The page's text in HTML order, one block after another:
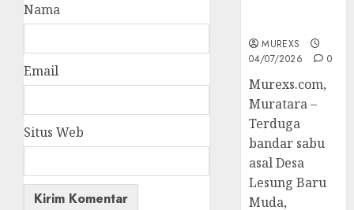
Nama
Email
Situs Web
MUREXS
04/07/2026
0
Murexs.com,
Muratara –
Terduga
bandar sabu
asal Desa
Lesung Baru
Muda,